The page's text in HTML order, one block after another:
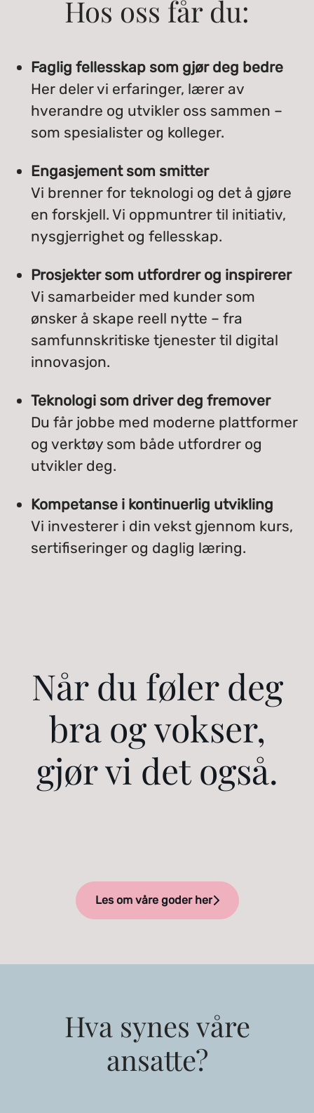
Hos oss får du:
Faglig fellesskap som gjør deg bedre
Her deler vi erfaringer, lærer av
hverandre og utvikler oss sammen –
som spesialister og kolleger.
Engasjement som smitter
Vi brenner for teknologi og det å gjøre
en forskjell. Vi oppmuntrer til initiativ,
nysgjerrighet og fellesskap.
Prosjekter som utfordrer og inspirerer
Vi samarbeider med kunder som
ønsker å skape reell nytte – fra
samfunnskritiske tjenester til digital
innovasjon.
Teknologi som driver deg fremover
Du får jobbe med moderne plattformer
og verktøy som både utfordrer og
utvikler deg.
Kompetanse i kontinuerlig utvikling
Vi investerer i din vekst gjennom kurs,
sertifiseringer og daglig læring.
Når du føler deg
bra og vokser,
gjør vi det også.
Les om våre goder her
Hva synes våre
ansatte?